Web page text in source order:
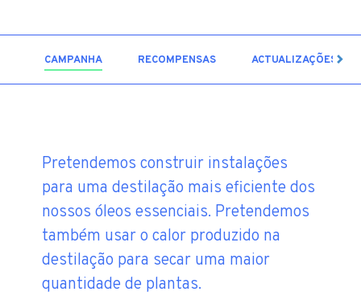
CAMPANHA RECOMPENSAS ACTUALIZAÇÕES
Pretendemos construir instalações
para uma destilação mais eficiente dos
nossos óleos essenciais. Pretendemos
também usar o calor produzido na
destilação para secar uma maior
quantidade de plantas.